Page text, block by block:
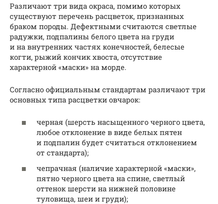
Различают три вида окраса, помимо которых
существуют перечень расцветок, признанных
браком породы. Дефектными считаются светлые
радужки, подпалины белого цвета на груди
и на внутренних частях конечностей, белесые
когти, рыжий кончик хвоста, отсутствие
характерной «маски» на морде.
Согласно официальным стандартам различают три
основных типа расцветки овчарок:
черная (шерсть насыщенного черного цвета,
любое отклонение в виде белых пятен
и подпалин будет считаться отклонением
от стандарта);
чепрачная (наличие характерной «маски»,
пятно черного цвета на спине, светлый
оттенок шерсти на нижней половине
туловища, шеи и груди);